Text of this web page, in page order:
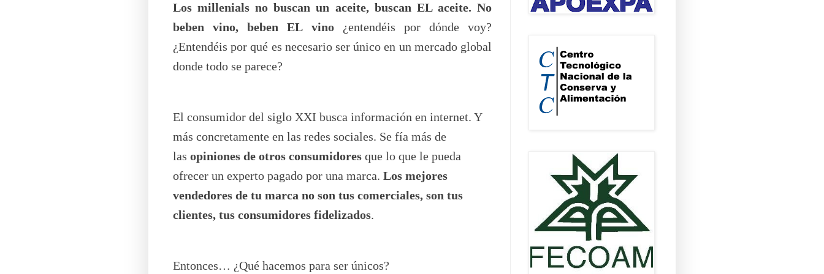
Los millenials no buscan un aceite, buscan EL aceite. No
beben vino, beben EL vino¿entendéis por dónde voy?
¿Entendéis por qué es necesario ser único en un mercado global
donde todo se parece?
El consumidor del siglo XXI busca información en internet. Y
más concretamente en las redes sociales. Se fía más de
las opiniones de otros consumidores que lo que le pueda
ofrecer un experto pagado por una marca. Los mejores
vendedores de tu marca no son tus comerciales, son tus
clientes, tus consumidores fidelizados.
Entonces… ¿Qué hacemos para ser únicos?